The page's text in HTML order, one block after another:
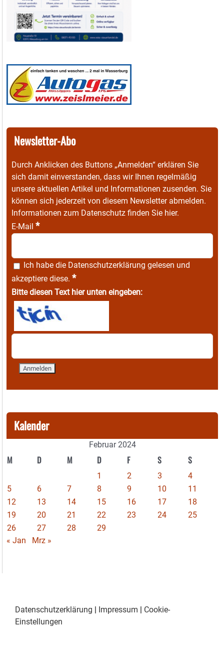
Newsletter-Abo
Durch Anklicken des Buttons „Anmelden“ erklären Sie
sich damit einverstanden, dass wir Ihnen regelmäßig
unsere aktuellen Artikel und Informationen zusenden. Sie
können sich jederzeit von diesem Newsletter abmelden.
Informationen zum Datenschutz finden Sie hier.
E-Mail *
Ich habe die Datenschutzerklärung gelesen und
akzeptiere diese. *
Bitte diesen Text hier unten eingeben:
Kalender
Februar 2024
M D M D F S S
1 2 3
4
5
6 7 8 9 10
11
12
13 14 15 16 17
18
19
20 21 22 23 24
25
26
27 28
29
« Jan
Mrz »
Datenschutzerklärung Impressum
Cookie-
Einstellungen